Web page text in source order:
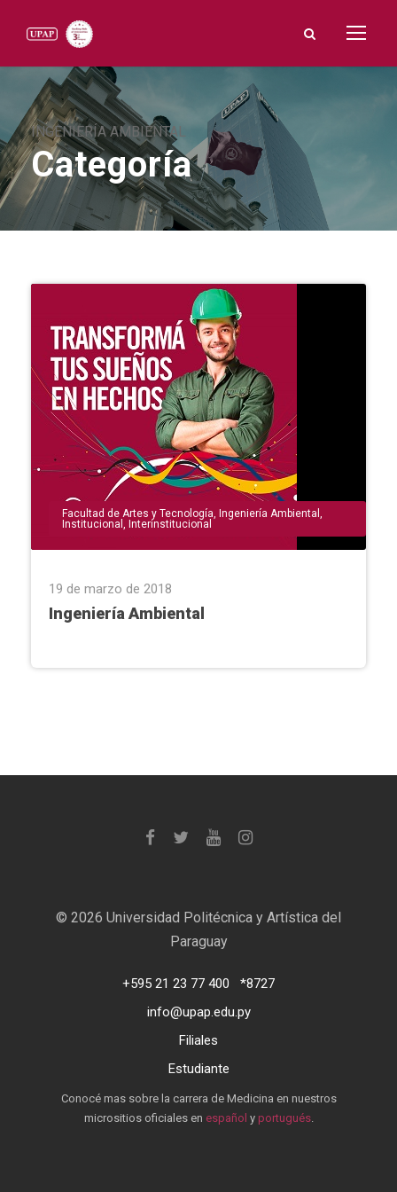
INGENIERÍA AMBIENTAL
Categoría
Facultad de Artes y Tecnología, Ingeniería Ambiental ,
Institucional , Interinstitucional
19 de marzo de 2018
Ingeniería Ambiental
© 2026 Universidad Politécnica y Artística del
Paraguay
+595 21 23 77 400
*8727
info@upap.edu.py
Filiales
Estudiante
Conocé mas sobre la carrera de Medicina en nuestros
micrositios oficiales en español y portugués.